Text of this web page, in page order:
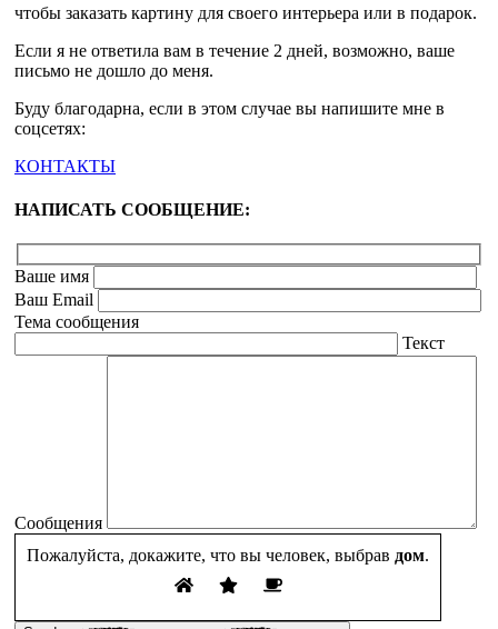
чтобы заказать картину для своего интерьера или в подарок.
Если я не ответила вам в течение 2 дней, возможно, ваше
письмо не дошло до меня.
Буду благодарна, если в этом случае вы напишите мне в
соцсетях:
КОНТАКТЫ
НАПИСАТЬ СООБЩЕНИЕ:
Ваше имя
Ваш Email
Тема сообщения
Текст
Сообщения
Пожалуйста, докажите, что вы человек, выбрав дом.